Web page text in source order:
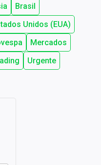
Brasil
Unidos (EUA)
Mercados
Urgente